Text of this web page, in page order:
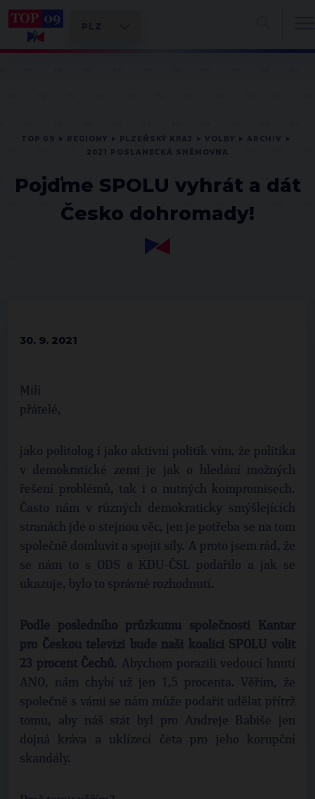
Pojďme SPOLU vyhrát a dát
Česko dohromady!
30. 9. 2021
Milí
jako politolog i jako aktivní politik vím, že politika
v demokratické zemi je jak o hledání možných
řešení problémů, tak i o nutných kompromisech.
Často nám v různých demokraticky smýšlejících
stranách jde o stejnou věc, jen je potřeba se na tom
společně domluvit a spojit síly. A proto jsem rád, že
se nám to s ODS a KDU-ČSL podařilo a jak se
ukazuje, bylo to správné rozhodnutí.
Podle posledního průzkumu společnosti Kantar
pro Českou televizi bude naši koalici SPOLU volit
23 procent Čechů. Abychom porazili vedoucí hnutí
ANO, nám chybí už jen 1,5 procenta. Věřím, že
společně s vámi se nám může podařit udělat přítrž
tomu, aby náš stát byl pro Andreje Babiše jen
dojná kráva a uklízecí četa pro jeho korupční
skandály.